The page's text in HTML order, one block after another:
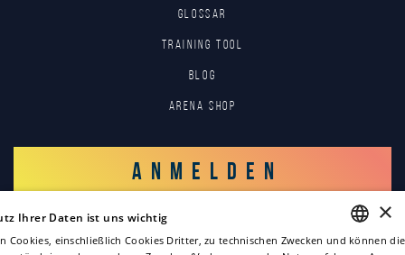
Glossar
Training tool
Blog
Arena Shop
ANMELDEN
EINLOGGEN
×
Ihrer Daten ist uns wichtig
Cookies, einschließlich Cookies Dritter, zu technischen Zwecken und können